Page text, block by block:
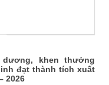
khen thưởng
đạt thành tích xuất
2026